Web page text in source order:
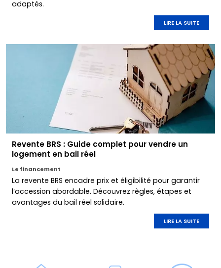
adaptés.
LIRE LA SUITE
Revente BRS : Guide complet pour vendre un
logement en bail réel
Le financement
La revente BRS encadre prix et éligibilité pour garantir
l’accession abordable. Découvrez règles, étapes et
avantages du bail réel solidaire.
LIRE LA SUITE